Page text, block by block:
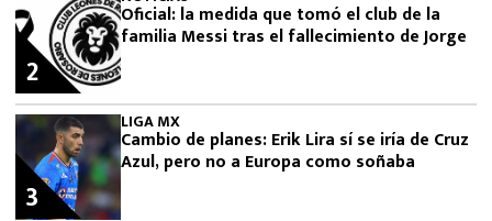
Oficial: la medida que tomó el club de la
familia Messi tras el fallecimiento de Jorge
2
LIGA MX
Cambio de planes: Erik Lira sí se iría de Cruz
Azul, pero no a Europa como soñaba
3